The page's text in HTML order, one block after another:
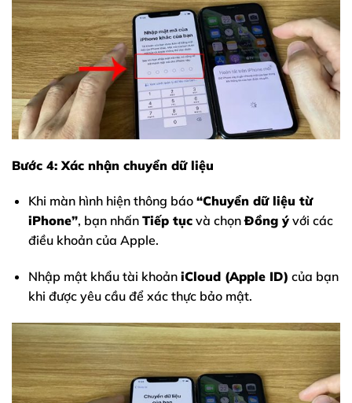
Bước 4: Xác nhận chuyển dữ liệu
Khi màn hình hiện thông báo “Chuyển dữ liệu từ
iPhone”, bạn nhấn Tiếp tụcvà chọnĐồng ývới các
điều khoản của Apple.
Nhập mật khẩu tài khoản iCloud (Apple ID) của bạn
khi được yêu cầu để xác thực bảo mật.